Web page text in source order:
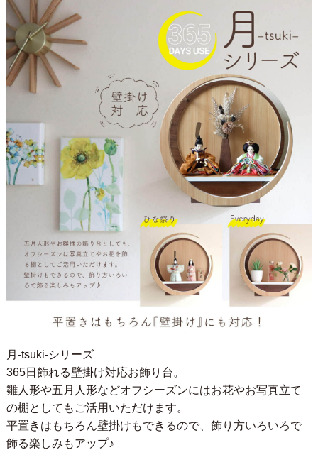
月-tsuki-シリーズ
365日飾れる壁掛け対応お飾り台。
雛人形や五月人形などオフシーズンにはお花やお写真立て
の棚としてもご活用いただけます。
平置きはもちろん壁掛けもできるので、飾り方いろいろで
飾る楽しみもアップ♪